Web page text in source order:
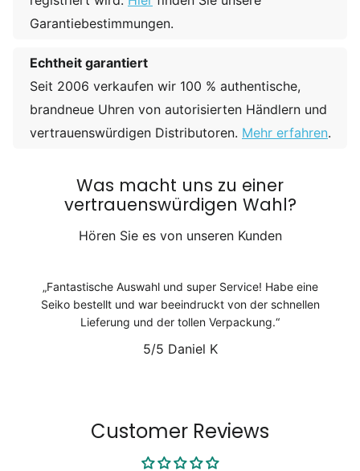
Garantiebestimmungen.
Echtheit garantiert
Seit 2006 verkaufen wir 100 % authentische,
brandneue Uhren von autorisierten Händlern und
vertrauenswürdigen Distributoren. Mehr erfahren.
Was macht uns zu einer
vertrauenswürdigen Wahl?
Hören Sie es von unseren Kunden
Fantastische Auswahl und super Service! Habe eine
Seiko bestellt und war beeindruckt von der schnellen
Lieferung und der tollen Verpackung.
5/5 Daniel K
Customer Reviews